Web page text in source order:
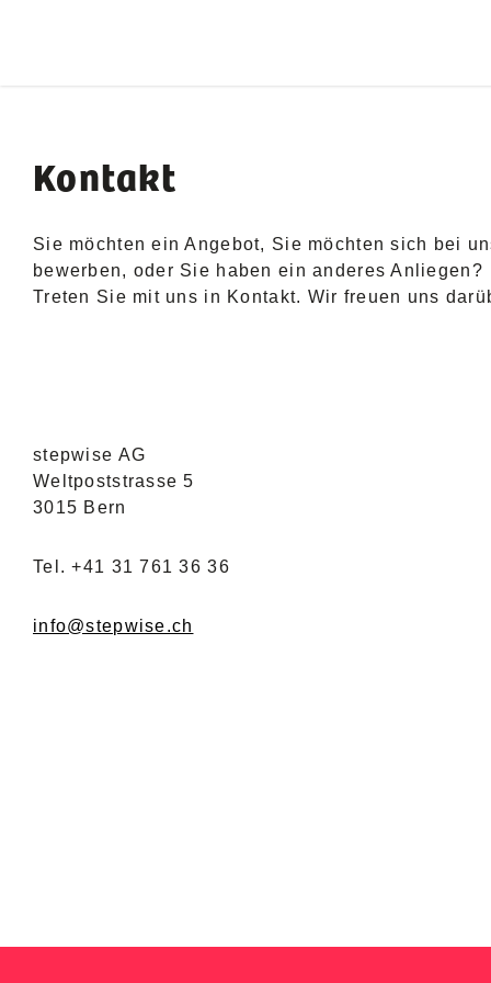
Kontakt
Sie möchten ein Angebot, Sie möchten sich bei
bewerben, oder Sie haben ein anderes Anliegen?
Treten Sie mit uns in Kontakt. Wir freuen uns
stepwise AG
Weltpoststrasse 5
3015 Bern
Tel. +41 31 761 36 36
info@stepwise.ch